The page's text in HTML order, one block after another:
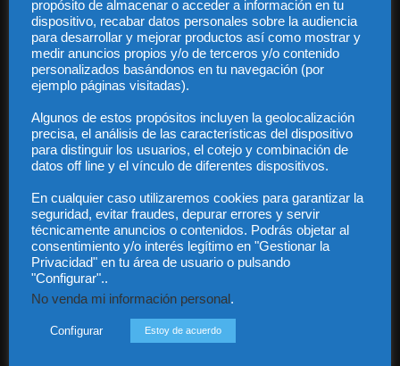
Legal
Privacidad
Contacto
Guía Colaboradores
Contáctanos:info@diariojuridico.com
Incluso más noticias
es el referente en derecho...
7 agosto, 2026
propósito de almacenar o acceder a información en tu
dispositivo, recabar datos personales sobre la audiencia
para desarrollar y mejorar productos así como mostrar y
medir anuncios propios y/o de terceros y/o contenido
personalizados basándonos en tu navegación (por
ejemplo páginas visitadas).
Algunos de estos propósitos incluyen la geolocalización
precisa, el análisis de las características del dispositivo
para distinguir los usuarios, el cotejo y combinación de
datos off line y el vínculo de diferentes dispositivos.
En cualquier caso utilizaremos cookies para garantizar la
seguridad, evitar fraudes, depurar errores y servir
técnicamente anuncios o contenidos. Podrás objetar al
consentimiento y/o interés legítimo en "Gestionar la
Privacidad" en tu área de usuario o pulsando
"Configurar"..
No venda mi información personal .
Configurar Estoy de acuerdo